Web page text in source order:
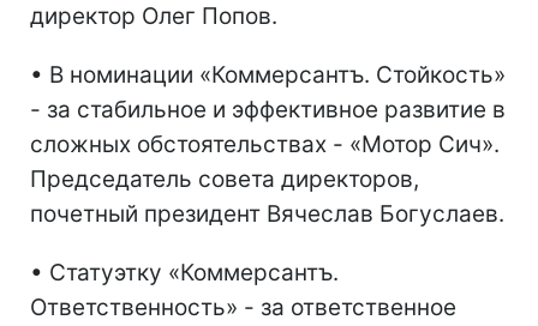
директор Олег Попов.
• В номинации «Коммерсантъ. Стойкость»
- за стабильное и эффективное развитие в
сложных обстоятельствах - «Мотор Сич».
Председатель совета директоров,
почетный президент Вячеслав Богуслаев.
• Статуэтку «Коммерсантъ.
Ответственность» - за ответственное